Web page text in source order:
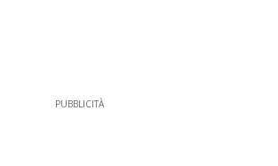
PUBBLICITÀ